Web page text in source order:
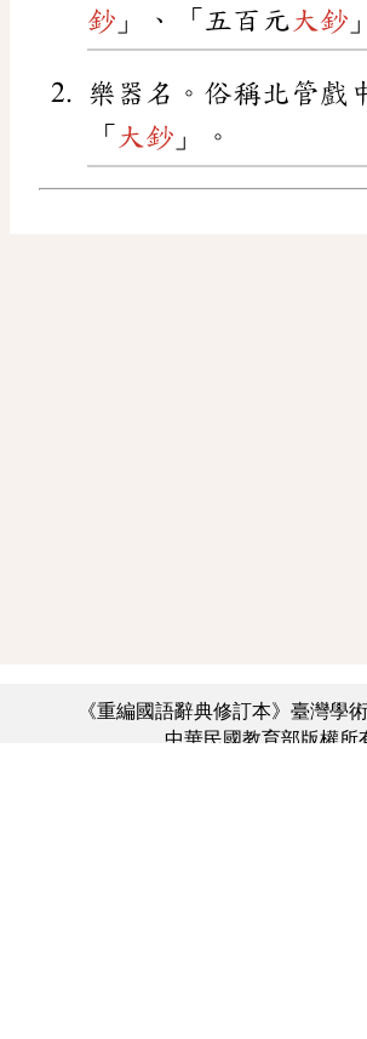
鈔 」、「五百元 大鈔
樂器名。俗稱北管戲
「 大鈔 」。
《重編國語辭典修訂本》臺灣學
中華民國教育部版權所